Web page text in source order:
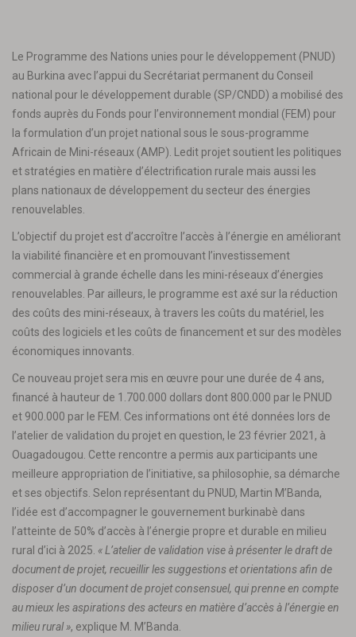
Le Programme des Nations unies pour le développement (PNUD)
au Burkina avec l’appui du Secrétariat permanent du Conseil
national pour le développement durable (SP/CNDD) a mobilisé des
fonds auprès du Fonds pour l’environnement mondial (FEM) pour
la formulation d’un projet national sous le sous-programme
Africain de Mini-réseaux (AMP). Ledit projet soutient les politiques
et stratégies en matière d’électrification rurale mais aussi les
plans nationaux de développement du secteur des énergies
renouvelables.
L’objectif du projet est d’accroître l’accès à l’énergie en améliorant
la viabilité financière et en promouvant l’investissement
commercial à grande échelle dans les mini-réseaux d’énergies
renouvelables. Par ailleurs, le programme est axé sur la réduction
des coûts des mini-réseaux, à travers les coûts du matériel, les
coûts des logiciels et les coûts de financement et sur des modèles
économiques innovants.
Ce nouveau projet sera mis en œuvre pour une durée de 4 ans,
financé à hauteur de 1.700.000 dollars dont 800.000 par le PNUD
et 900.000 par le FEM. Ces informations ont été données lors de
l’atelier de validation du projet en question, le 23 février 2021, à
Ouagadougou. Cette rencontre a permis aux participants une
meilleure appropriation de l’initiative, sa philosophie, sa démarche
et ses objectifs. Selon représentant du PNUD, Martin M’Banda,
l’idée est d’accompagner le gouvernement burkinabè dans
l’atteinte de 50% d’accès à l’énergie propre et durable en milieu
rural d’ici à 2025. « L’atelier de validation vise à présenter le draft de
document de projet, recueillir les suggestions et orientations afin de
disposer d’un document de projetconsensuel, qui prenne en compte
au mieuxles aspirations des acteurs en matière d’accès à l’énergie en
milieu rural», explique M. M’Banda.